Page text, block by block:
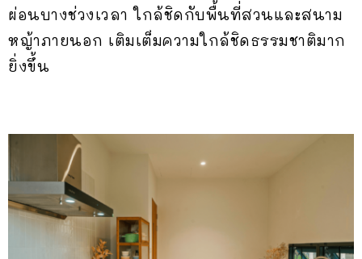
ผ่อนบางช่วงเวลา ใกล้ชิดกับพื้นที่สวนและสนาม
หญ้าภายนอก เติมเต็มความใกล้ชิดธรรมชาติมาก
ยิ่งขึ้น